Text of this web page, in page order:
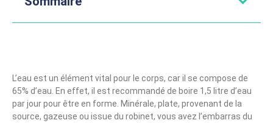
L’eau est un élément vital pour le corps, car il se compose de
65% d’eau. En effet, il est recommandé de boire 1,5 litre d’eau
par jour pour être en forme. Minérale, plate, provenant de la
source, gazeuse ou issue du robinet, vous avez l’embarras du